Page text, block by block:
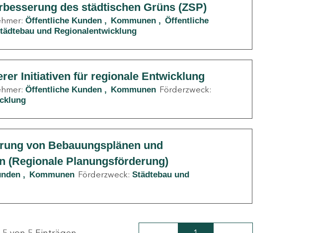
des städtischen Grüns (ZSP)
Öffentliche Kunden Kommunen
Öffentliche
und Regionalentwicklung
Initiativen für regionale Entwicklung
Öffentliche Kunden Kommunen Förderzweck:
von Bebauungsplänen und
(Regionale Planungsförderung)
Kommunen Förderzweck: Städtebau und